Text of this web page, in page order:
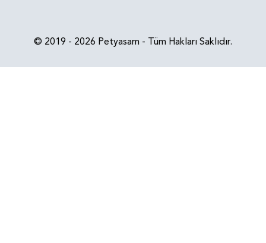
© 2019 - 2026 Petyasam - Tüm Hakları Saklıdır.